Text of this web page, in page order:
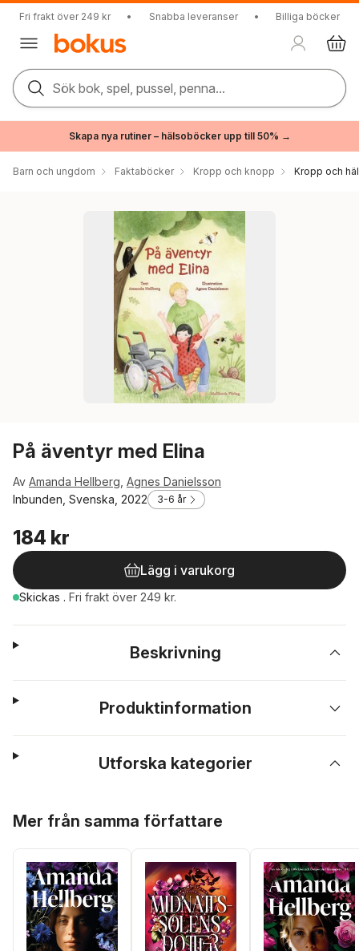
Fri frakt över 249 kr • Snabba leveranser • Billiga böcker
Sök bok, spel, pussel, penna...
Skapa nya rutiner – hälsoböcker upp till 50% →
Barn och ungdom Faktaböcker Kropp och knopp Kropp och
På äventyr med Elina
Av Amanda Hellberg Agnes Danielsson
Inbunden, Svenska, 2022
3-6 år
184 kr
Lägg i varukorg
Skickas . Fri frakt över 249 kr.
Beskrivning
Produktinformation
Utforska kategorier
Mer från samma författare